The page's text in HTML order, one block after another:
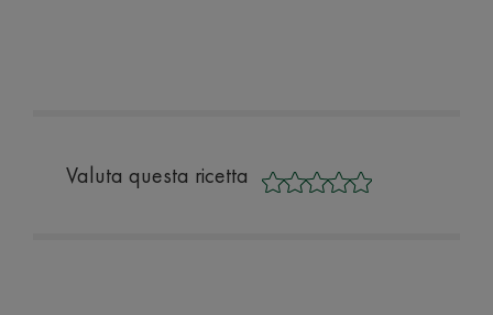
Valuta questa ricetta